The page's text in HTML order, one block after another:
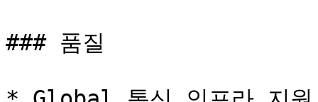
### 품질